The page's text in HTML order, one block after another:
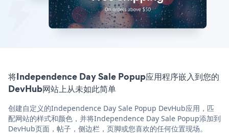
将Independence Day Sale Popup应用程序嵌入到您的
DevHub网站上从未如此简单
创建自定义的Independence Day Sale Popup DevHub应用，匹
配网站的样式和颜色，并将Independence Day Sale Popup添加到
DevHub页面，帖子，侧边栏，页脚或您喜欢的任何位置现场。